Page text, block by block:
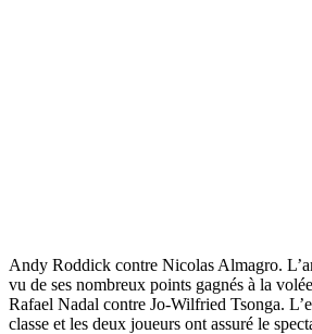
Andy Roddick contre Nicolas Almagro.
vu de ses nombreux points gagnés à la
Rafael Nadal contre Jo-Wilfried Tsonga.
classe et les deux joueurs ont assuré le